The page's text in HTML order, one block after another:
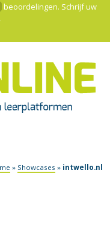
beoordelingen. Schrijf uw
» Showcases » intwello.nl